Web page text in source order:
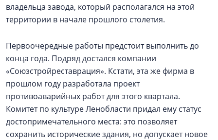
владельца завода, который располагался на этой
территории в начале прошлого столетия.
Первоочередные работы предстоит выполнить до
конца года. Подряд достался компании
«Союзстройреставрация». Кстати, эта же фирма в
прошлом году разработала проект
противоаварийных работ для этого квартала.
Комитет по культуре Ленобласти придал ему статус
достопримечательного места: это позволяет
сохранить исторические здания, но допускает новое